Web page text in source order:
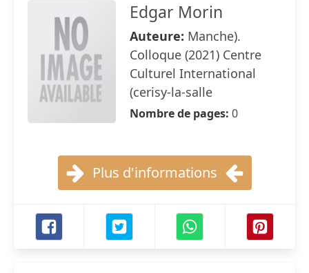
Edgar Morin
Auteure: Manche).
Colloque (2021) Centre
Culturel International
(cerisy-la-salle
Nombre de pages: 0
Plus d'informations